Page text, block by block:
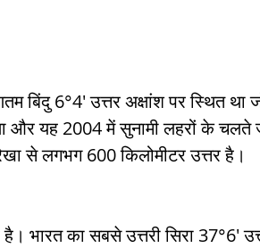
भारत की स्थिति एवं
बिंदु 6°4' उत्तर अक्षांश पर स्थित था
और यह 2004 में सुनामी लहरों के चलते
से लगभग 600 किलोमीटर उत्तर है।
भारत का सबसे उत्तरी सिरा 37°6'